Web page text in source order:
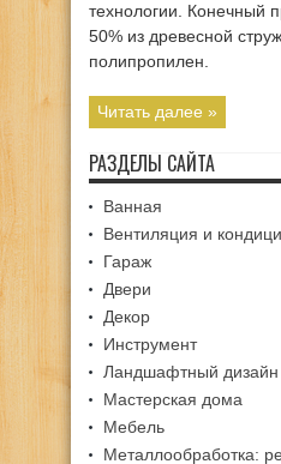
технологии. Конечный
50% из древесной
полипропилен.
Читать далее »
РАЗДЕЛЫ САЙТА
Ванная
Вентиляция и
Гараж
Двери
Декор
Инструмент
Ландшафтный дизайн
Мастерская дома
Мебель
Металлообработка: